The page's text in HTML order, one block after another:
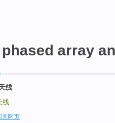
array
线
线
关网页